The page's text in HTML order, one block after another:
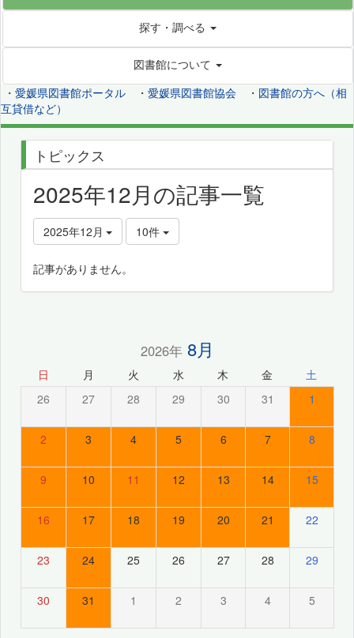
探す・調べる
図書館について
・ 愛媛県図書館ポータル ・ 愛媛県図書館協会 ・ 図書館の方へ（相
互貸借など）
トピックス
2025年12月の記事一覧
2025年12月 10件
記事がありません。
2026年8月
日 月 火 水 木 金 土
26 27 28 29 30 31 1
2 3 4 5 6 7 8
9 10 11 12 13 14 15
16 17 18 19 20 21 22
23 24 25 26 27 28 29
30 31 1 2 3 4 5